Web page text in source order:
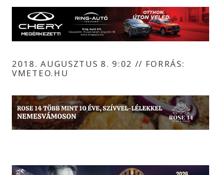
2018. AUGUSZTUS 8. 9:02 // FORRÁS:
VMETEO.HU